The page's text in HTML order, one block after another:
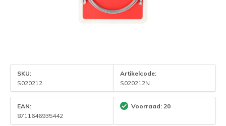
SKU:
S020212
Artikelcode:
S020212N
EAN:
8711646935442
Voorraad: 20